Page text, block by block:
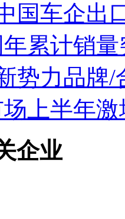
国车企出
累计销
势力品牌
上半年激
企业